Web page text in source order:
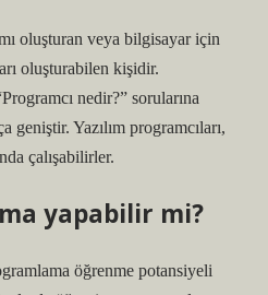
oluşturan veya bilgisayar için
oluşturabilen kişidir.
nedir?” sorularına
geniştir. Yazılım programcıları,
çalışabilirler.
yapabilir mi?
öğrenme potansiyeli